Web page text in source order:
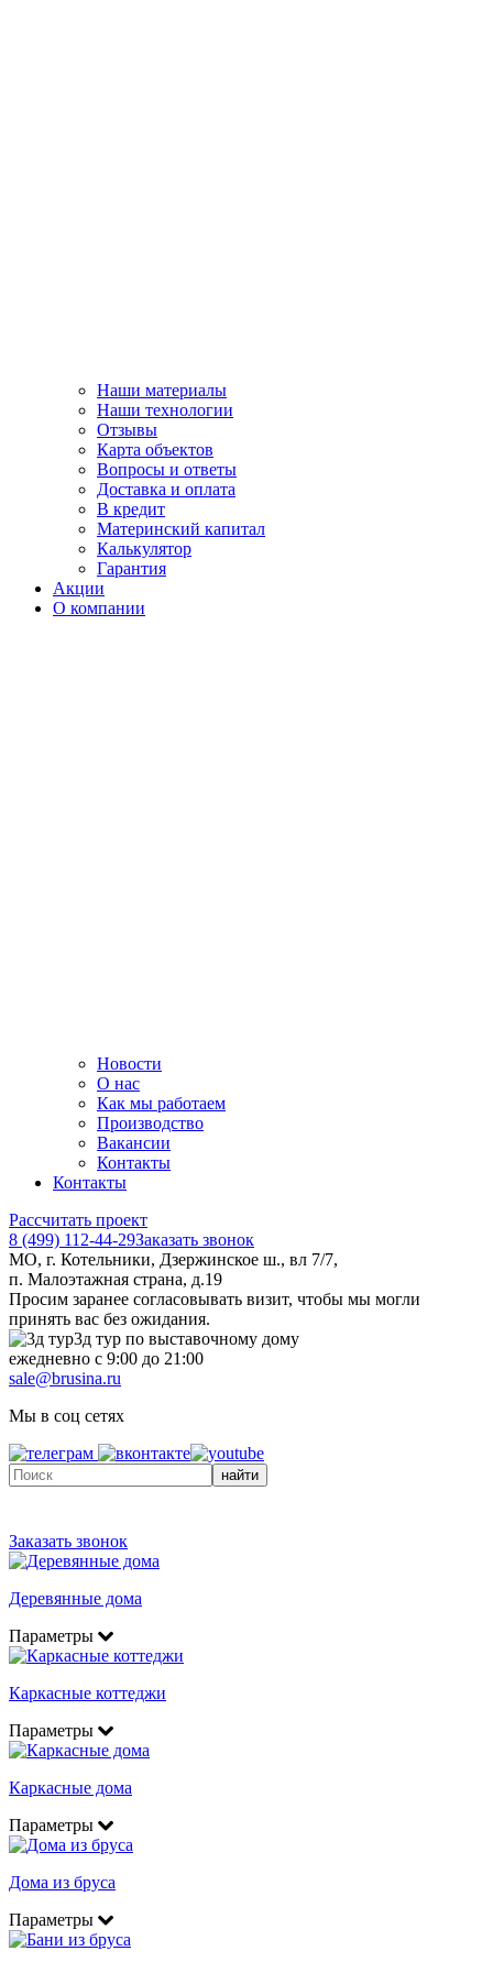
Наши материалы
Наши технологии
Отзывы
Карта объектов
Вопросы и ответы
Доставка и оплата
В кредит
Материнский капитал
Калькулятор
Гарантия
Акции
О компании
Новости
О нас
Как мы работаем
Производство
Вакансии
Контакты
Контакты
Рассчитать проект
8 (499) 112-44-29Заказать звонок
МО, г. Котельники, Дзержинское ш., вл 7/7,
п. Малоэтажная страна, д.19
Просим заранее согласовывать визит, чтобы мы могли
принять вас без ожидания.
3д тур по выставочному дому
ежедневно с 9:00 до 21:00
sale@brusina.ru
Мы в соц сетях
найти
Заказать звонок
Деревянные дома
Параметры
Каркасные коттеджи
Параметры
Каркасные дома
Параметры
Дома из бруса
Параметры